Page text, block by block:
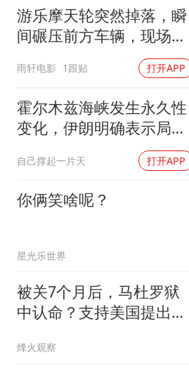
游乐摩天轮突然掉落，瞬
间碾压前方车辆，现场状
雨轩电影 1跟贴 打开APP
霍尔木兹海峡发生永久性
变化，伊朗明确表示局势
自己撑起一片天 打开APP
你俩笑啥呢？
星光乐世界
被关7个月后，马杜罗狱
中认命？支持美国提出的
烽火观察